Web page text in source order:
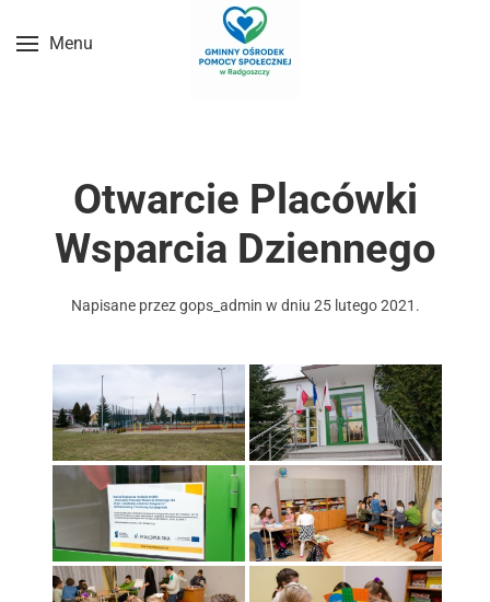
Przejdź do treści głównej
Menu
Otwarcie Placówki
Wsparcia Dziennego
Napisane przezgops_admin w dniu 25 lutego 2021 .